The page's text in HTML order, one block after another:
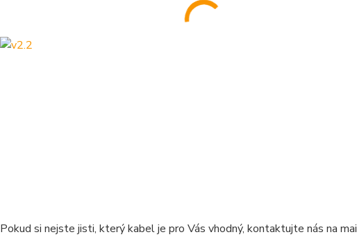
Pokud si nejste jisti, který kabel je pro Vás vhodný, kontaktujte nás na